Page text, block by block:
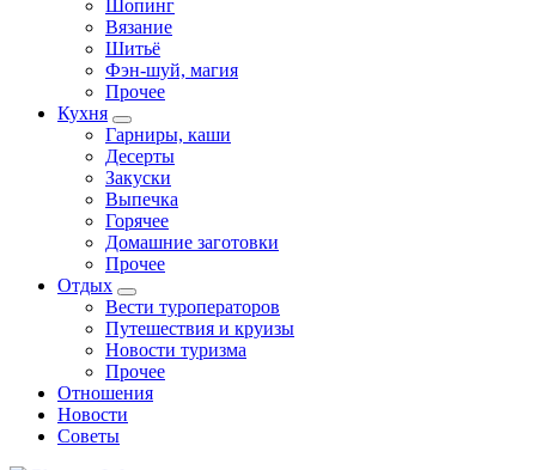
Шопинг
Вязание
Шитьё
Фэн-шуй, магия
Прочее
Кухня
Гарниры, каши
Десерты
Закуски
Выпечка
Горячее
Домашние заготовки
Прочее
Отдых
Вести туроператоров
Путешествия и круизы
Новости туризма
Прочее
Отношения
Новости
Советы